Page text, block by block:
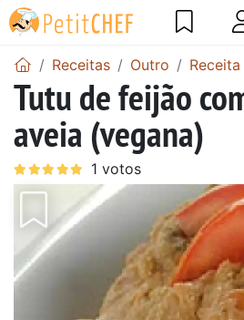
Receitas Outro
Tutu de feijão
aveia (vegana)